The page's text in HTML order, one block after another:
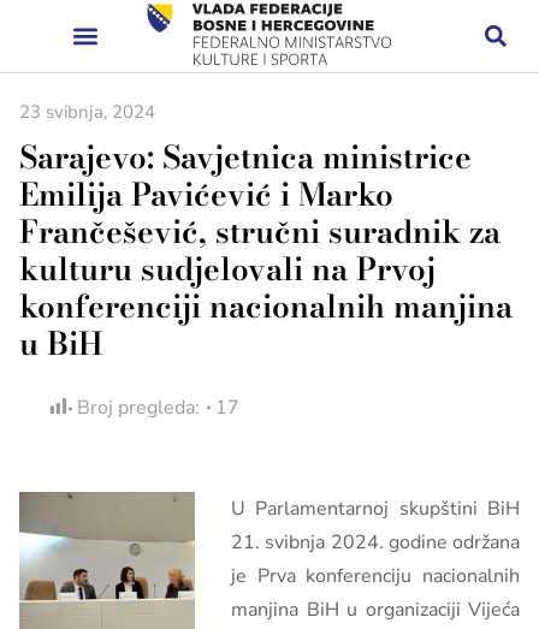
23 svibnja, 2024
Sarajevo: Savjetnica ministrice
Emilija Pavićević i Marko
Frančešević, stručni suradnik za
kulturu sudjelovali na Prvoj
konferenciji nacionalnih manjina
u BiH
Broj pregleda: 17
U Parlamentarnoj skupštini BiH
21. svibnja 2024. godine održana
je Prva konferenciju nacionalnih
manjina BiH u organizaciji Vijeća